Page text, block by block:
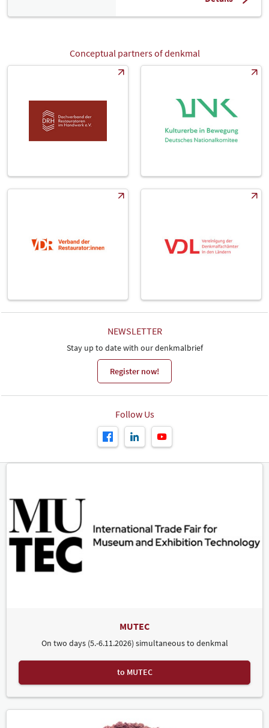
Conceptual partners of denkmal
NEWSLETTER
Stay up to date with our denkmalbrief
Register now!
Follow Us
MUTEC
On two days (5.-6.11.2026) simultaneous to denkmal
to MUTEC